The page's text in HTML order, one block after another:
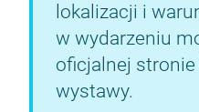
lokalizacji i
w wydarzeniu
oficjalnej
wystawy.